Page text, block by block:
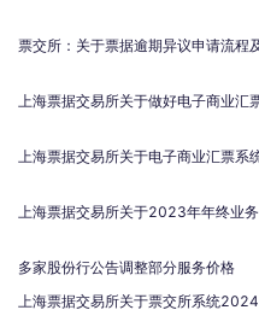
多家股份行公告调整部分服务价格